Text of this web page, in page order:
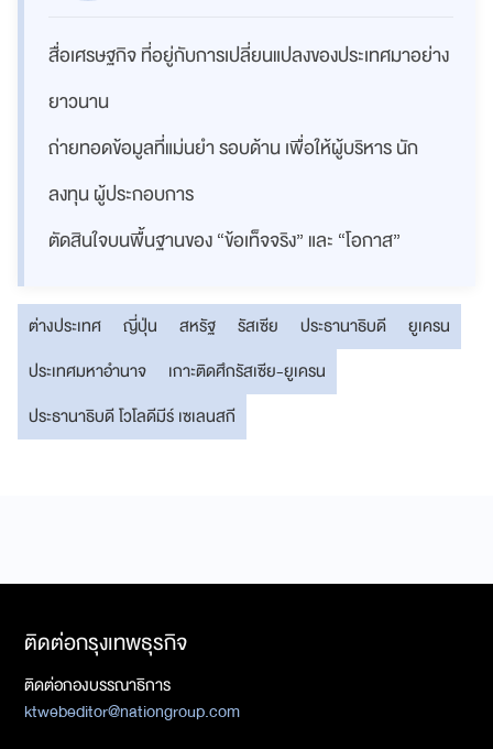
สื่อเศรษฐกิจ ที่อยู่กับการเปลี่ยนแปลงของประเทศมาอย่าง
ยาวนาน
ถ่ายทอดข้อมูลที่แม่นยำ รอบด้าน เพื่อให้ผู้บริหาร นัก
ลงทุน ผู้ประกอบการ
ตัดสินใจบนพื้นฐานของ “ข้อเท็จจริง” และ “โอกาส”
ต่างประเทศ ญี่ปุ่น สหรัฐ รัสเซีย ประธานาธิบดี
ยูเครน
ประเทศมหาอำนาจ
เกาะติดศึกรัสเซีย-ยูเครน
ประธานาธิบดี โวโลดีมีร์ เซเลนสกี
ติดต่อกรุงเทพธุรกิจ
ติดต่อกองบรรณาธิการ
ktwebeditor@nationgroup.com